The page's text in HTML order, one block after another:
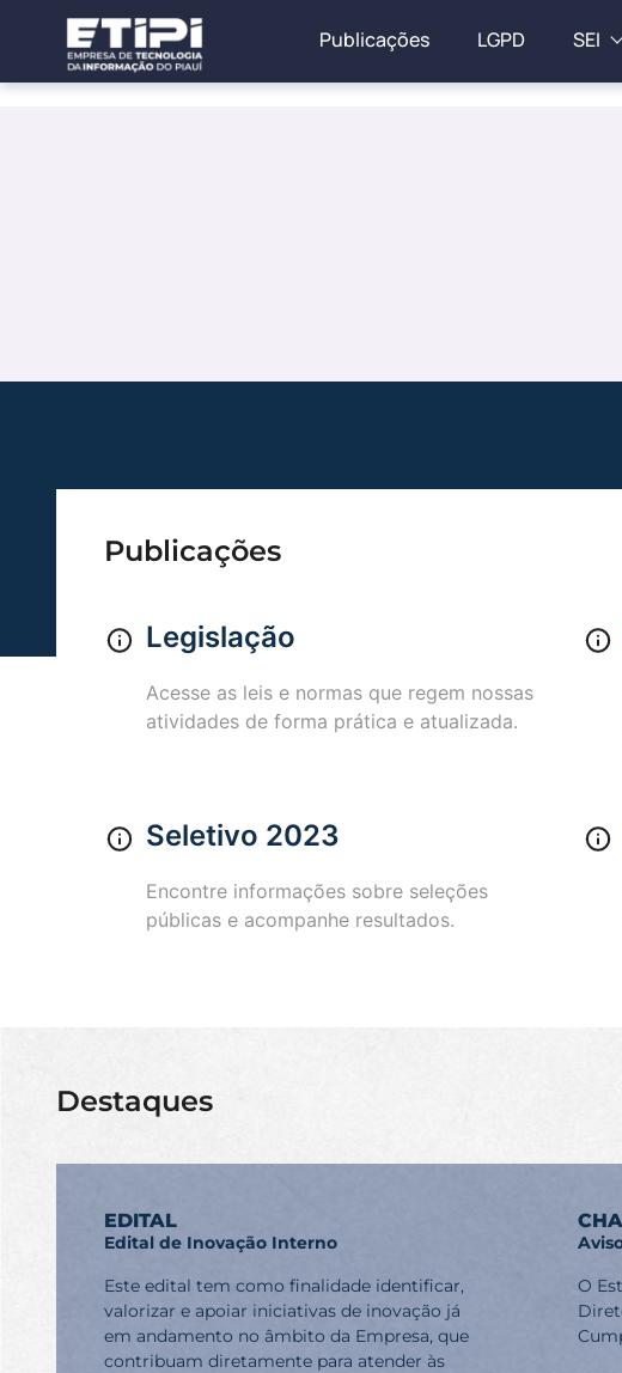
Publicações LGPD SEI
Publicações
Legislação
Acesse as leis e normas que regem nossas
atividades de forma prática e atualizada.
Seletivo 2023
Encontre informações sobre seleções
públicas e acompanhe resultados.
Destaques
EDITAL
Edital de Inovação Interno
Este edital tem como finalidade identificar,
valorizar e apoiar iniciativas de inovação já
em andamento no âmbito da Empresa, que
contribuam diretamente para atender às
O